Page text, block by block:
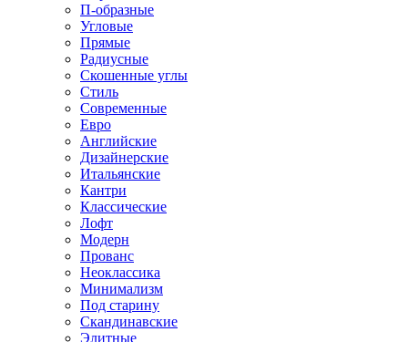
П-образные
Угловые
Прямые
Радиусные
Скошенные углы
Стиль
Современные
Евро
Английские
Дизайнерские
Итальянские
Кантри
Классические
Лофт
Модерн
Прованс
Неоклассика
Минимализм
Под старину
Скандинавские
Элитные